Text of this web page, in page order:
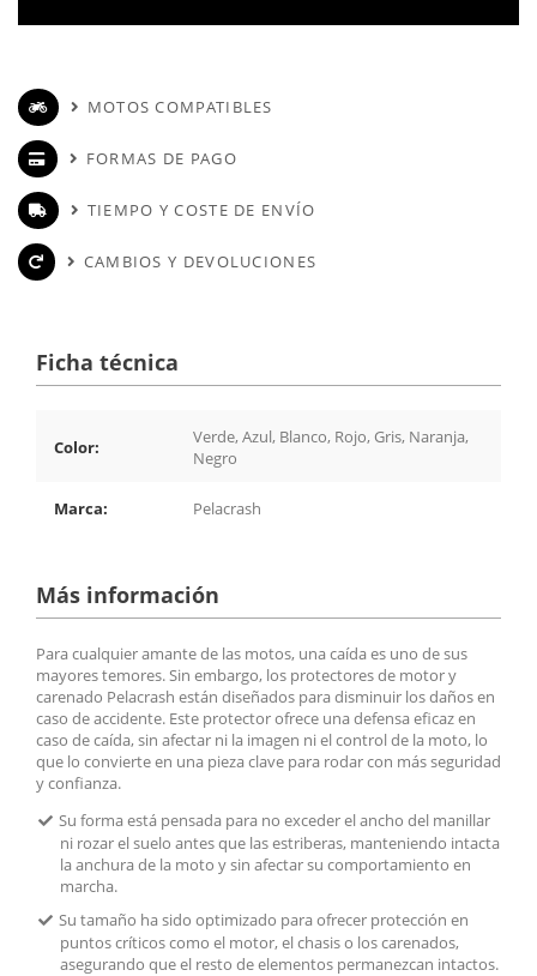
MOTOS COMPATIBLES
FORMAS DE PAGO
TIEMPO Y COSTE DE ENVÍO
CAMBIOS Y DEVOLUCIONES
Ficha técnica
Color:
Verde, Azul, Blanco, Rojo, Gris, Naranja,
Negro
Marca: Pelacrash
Más información
Para cualquier amante de las motos, una caída es uno de sus
mayores temores. Sin embargo, los protectores de motor y
carenado Pelacrash están diseñados para disminuir los daños en
caso de accidente. Este protector ofrece una defensa eficaz en
caso de caída, sin afectar ni la imagen ni el control de la moto, lo
que lo convierte en una pieza clave para rodar con más seguridad
y confianza.
Su forma está pensada para no exceder el ancho del manillar
ni rozar el suelo antes que las estriberas, manteniendo intacta
la anchura de la moto y sin afectar su comportamiento en
marcha.
Su tamaño ha sido optimizado para ofrecer protección en
puntos críticos como el motor, el chasis o los carenados,
asegurando que el resto de elementos permanezcan intactos.